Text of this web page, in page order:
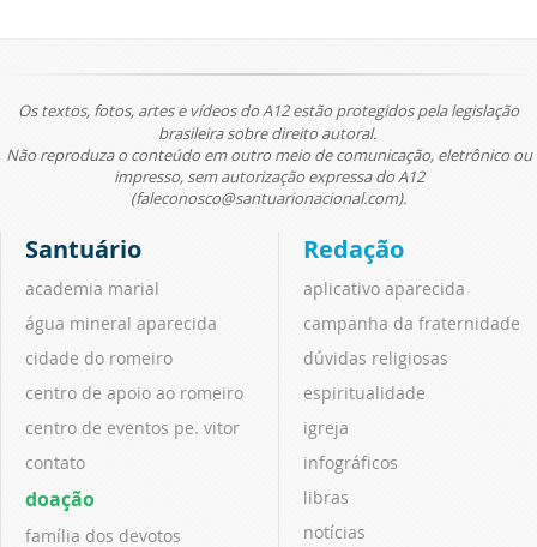
Os textos, fotos, artes e vídeos do A12 estão protegidos pela legislação
brasileira sobre direito autoral.
Não reproduza o conteúdo em outro meio de comunicação, eletrônico ou
impresso, sem autorização expressa do A12
(faleconosco@santuarionacional.com).
Santuário
academia marial
água mineral aparecida
cidade do romeiro
centro de apoio ao romeiro
centro de eventos pe. vitor
contato
doação
família dos devotos
Redação
aplicativo aparecida
campanha da fraternidade
dúvidas religiosas
espiritualidade
igreja
infográficos
libras
notícias